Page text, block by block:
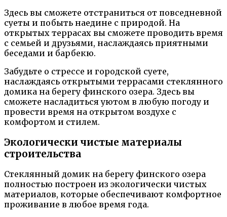
Здесь вы сможете отстраниться от повседневной
суеты и побыть наедине с природой. На
открытых террасах вы сможете проводить время
с семьей и друзьями, наслаждаясь приятными
беседами и барбекю.
Забудьте о стрессе и городской суете,
наслаждаясь открытыми террасами стеклянного
домика на берегу финского озера. Здесь вы
сможете насладиться уютом в любую погоду и
провести время на открытом воздухе с
комфортом и стилем.
Экологически чистые материалы
строительства
Стеклянный домик на берегу финского озера
полностью построен из экологически чистых
материалов, которые обеспечивают комфортное
проживание в любое время года.